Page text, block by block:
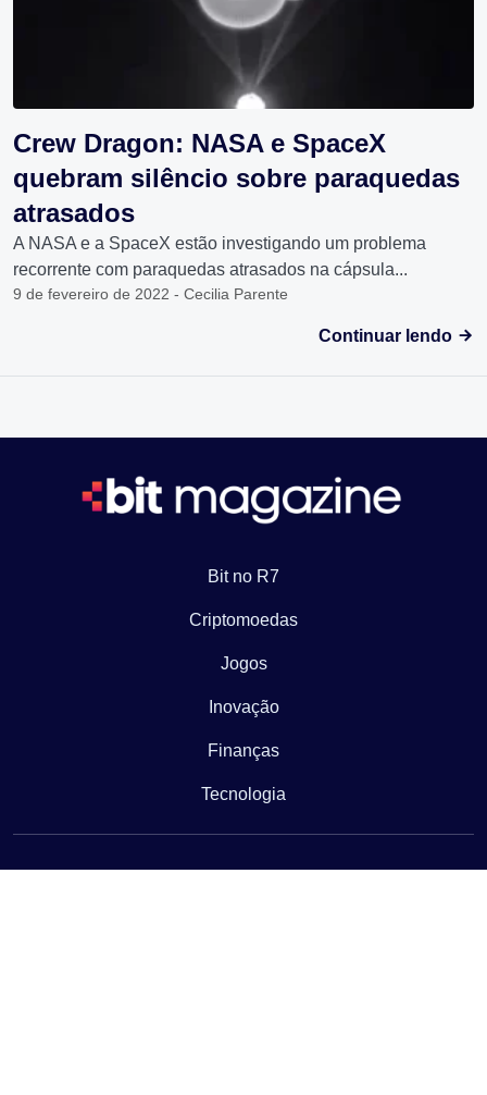
Crew Dragon: NASA e SpaceX
quebram silêncio sobre paraquedas
atrasados
A NASA e a SpaceX estão investigando um problema
recorrente com paraquedas atrasados ​​na cápsula...
9 de fevereiro de 2022 - Cecilia Parente
Continuar lendo
Bit no R7
Criptomoedas
Jogos
Inovação
Finanças
Tecnologia